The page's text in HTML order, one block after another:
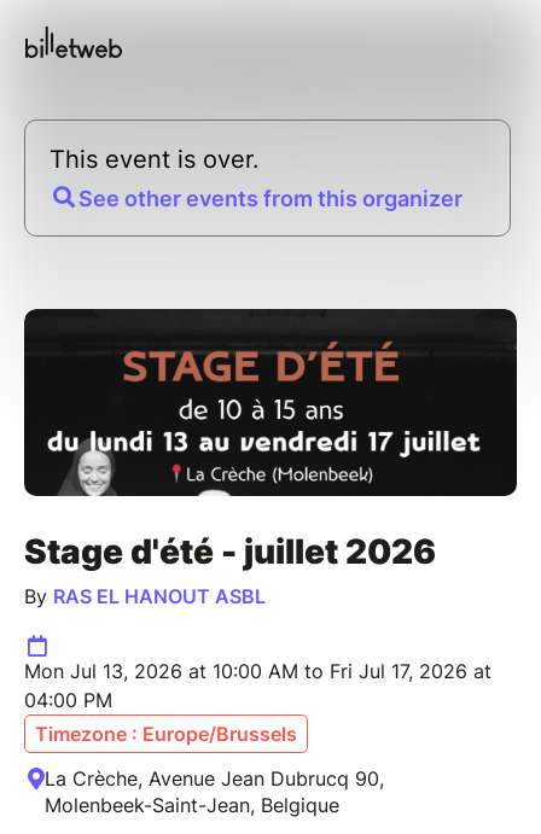
This event is over.
See other events from this organizer
Stage d'été - juillet 2026
By RAS EL HANOUT ASBL
Mon Jul 13, 2026 at 10:00 AM to Fri Jul 17, 2026 at
04:00 PM
Timezone : Europe/Brussels
La Crèche, Avenue Jean Dubrucq 90,
Molenbeek-Saint-Jean, Belgique